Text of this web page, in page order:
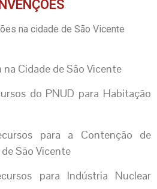
na cidade de São Vicente
Cidade de São Vicente
do PNUD para Habitação
para a Contenção de
São Vicente
para Indústria Nuclear